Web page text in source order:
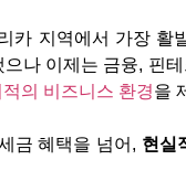
카 지역에서 가장 활
나 이제는 금융, 핀
적의 비즈니스 환경을
금 혜택을 넘어, 현실